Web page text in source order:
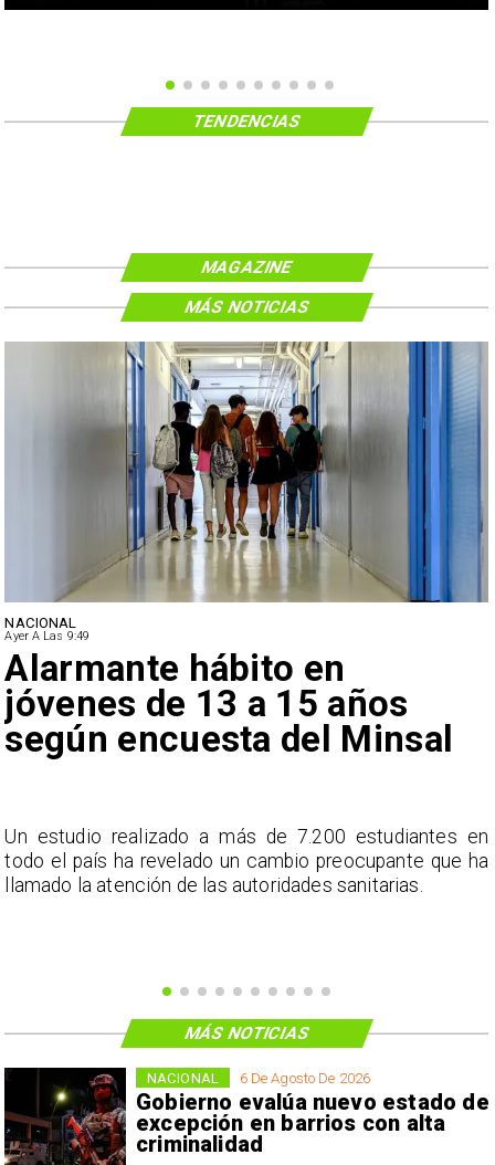
TENDENCIAS
MAGAZINE
NACIONAL
Ayer A Las 9:49
Alarmante hábito en
jóvenes de 13 a 15 años
según encuesta del Minsal
Un estudio realizado a más de 7.200 estudiantes en
todo el país ha revelado un cambio preocupante que ha
llamado la atención de las autoridades sanitarias.
MÁS NOTICIAS
6 De Agosto De 2026
Gobierno evalúa nuevo estado de
excepción en barrios con alta
criminalidad
NACIONAL
MÁS NOTICIAS